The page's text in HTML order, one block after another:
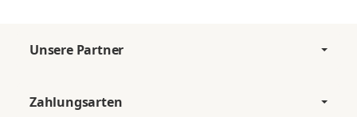
Unsere Partner
Zahlungsarten